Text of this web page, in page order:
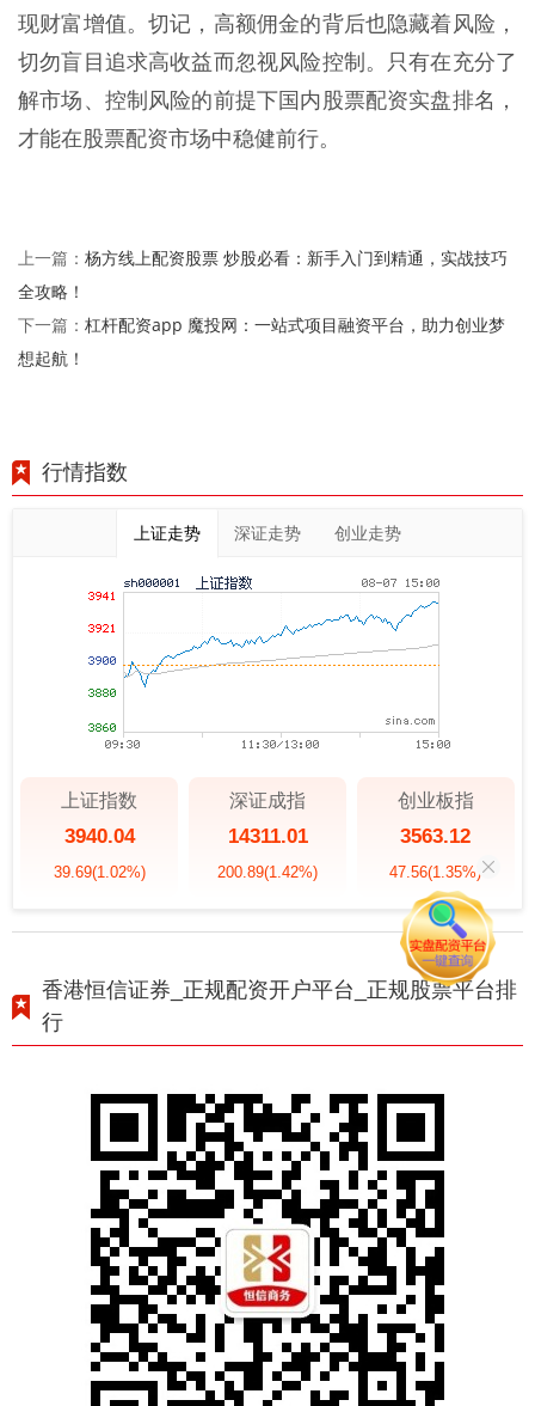
现财富增值。切记，高额佣金的背后也隐藏着风险，
切勿盲目追求高收益而忽视风险控制。只有在充分了
解市场、控制风险的前提下国内股票配资实盘排名，
才能在股票配资市场中稳健前行。
上一篇： 杨方线上配资股票 炒股必看：新手入门到精通，实战技巧
全攻略！
下一篇： 杠杆配资app 魔投网：一站式项目融资平台，助力创业梦
想起航！
行情指数
上证走势 深证走势 创业走势
上证指数
3940.04
39.69(1.02%)
深证成指
14311.01
200.89(1.42%)
创业板指
3563.12
47.56(1.35%)
香港恒信证券_正规配资开户平台_正规股票平台排
行